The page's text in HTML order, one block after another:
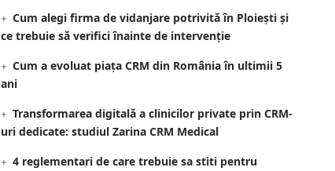
Cum alegi firma de vidanjare potrivită în Ploiești și
ce trebuie să verifici înainte de intervenție
Cum a evoluat piața CRM din România în ultimii 5
ani
Transformarea digitală a clinicilor private prin CRM-
uri dedicate: studiul Zarina CRM Medical
4 reglementari de care trebuie sa stiti pentru